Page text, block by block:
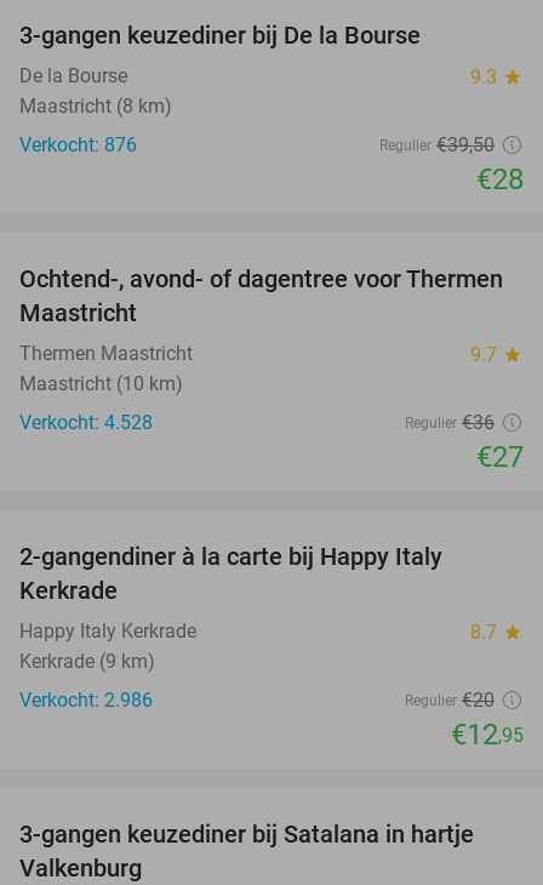
3-gangen keuzediner bij De la Bourse
De la Bourse 9.3 star
Maastricht (8 km)
Verkocht: 876
Regulier €39,50
€28
25%
Ochtend-, avond- of dagentree voor Thermen
Maastricht
Thermen Maastricht 9.7 star
Maastricht (10 km)
Verkocht: 4.528
Regulier €36
€27
2-gangendiner à la carte bij Happy Italy
Kerkrade
Happy Italy Kerkrade 8.7 star
Kerkrade (9 km)
Verkocht: 2.986
Regulier €20
€12,95
40%
3-gangen keuzediner bij Satalana in hartje
Valkenburg